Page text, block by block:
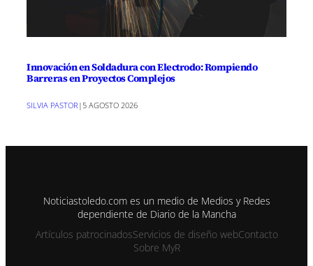
Innovación en Soldadura con Electrodo: Rompiendo
Barreras en Proyectos Complejos
SILVIA PASTOR |5 AGOSTO 2026
Noticiastoledo.com es un medio de Medios y Redes
dependiente de Diario de la Mancha
Artículos patrocinadosServicios de diseño webContacto
Sobre MyR